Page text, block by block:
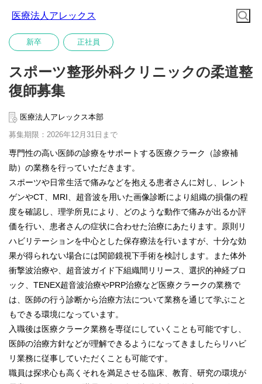
医療法人アレックス
新卒 正社員
スポーツ整形外科クリニックの柔道整
復師募集
医療法人アレックス本部
募集期限：2026年12月31日まで
専門性の高い医師の診療をサポートする医療クラーク（診療補
助）の業務を行っていただきます。
スポーツや日常生活で痛みなどを抱える患者さんに対し、レント
ゲンやCT、MRI、超音波を用いた画像診断により組織の損傷の程
度を確認し、理学所見により、どのような動作で痛みが出るか評
価を行い、患者さんの症状に合わせた治療にあたります。原則リ
ハビリテーションを中心とした保存療法を行いますが、十分な効
果が得られない場合には関節鏡視下手術を検討します。また体外
衝撃波治療や、超音波ガイド下組織間リリース、選択的神経ブロ
ック、TENEX超音波治療やPRP治療など医療クラークの業務で
は、医師の行う診断から治療方法について業務を通じて学ぶこと
もできる環境になっています。
入職後は医療クラーク業務を専従にしていくことも可能ですし、
医師の治療方針などが理解できるようになってきましたらリハビ
リ業務に従事していただくことも可能です。
職員は探求心も高くそれを満足させる臨床、教育、研究の環境が